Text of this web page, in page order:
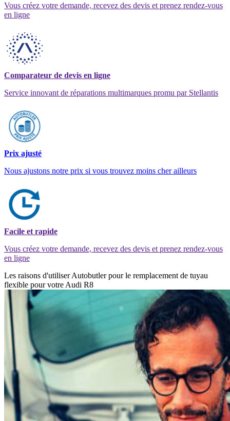
Vous créez votre demande, recevez des devis et prenez rendez-vous
en ligne
Comparateur de devis en ligne
Service innovant de réparations multimarques promu par Stellantis
Prix ajusté
Nous ajustons notre prix si vous trouvez moins cher ailleurs
Facile et rapide
Vous créez votre demande, recevez des devis et prenez rendez-vous
en ligne
Les raisons d'utiliser Autobutler pour le remplacement de tuyau
flexible pour votre Audi R8